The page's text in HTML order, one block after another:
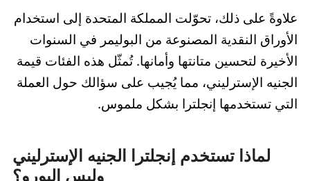
علاوةً على ذلك، تحوّلت المملكة المتحدة إلى استخدام
الأوراق النقدية المصنوعة من البوليمر في السنوات
الأخيرة لتحسين متانتها وأمانها. تُمثّل هذه الفئات قيمة
الجنيه الإسترليني، مما يُجيب على سؤالك حول العملة
التي تستخدمها إنجلترا بشكل ملموس.
لماذا تستخدم إنجلترا الجنيه الإسترليني
وليس اليورو؟